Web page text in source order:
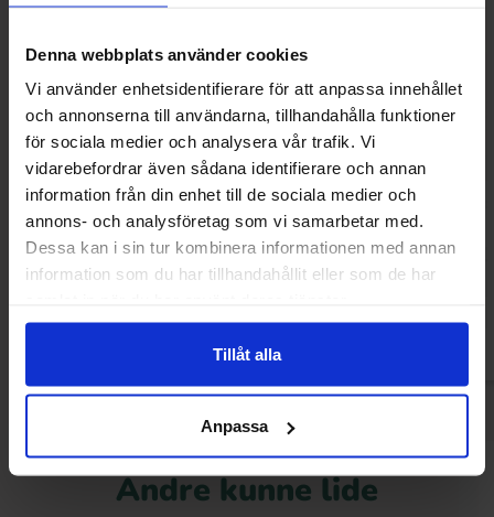
Denna webbplats använder cookies
Vi använder enhetsidentifierare för att anpassa innehållet
och annonserna till användarna, tillhandahålla funktioner
för sociala medier och analysera vår trafik. Vi
vidarebefordrar även sådana identifierare och annan
information från din enhet till de sociala medier och
annons- och analysföretag som vi samarbetar med.
Dessa kan i sin tur kombinera informationen med annan
information som du har tillhandahållit eller som de har
Tillåt alla
Anpassa
OLW Dippmix Vitlök 21g x 5st
47 kr
OLW
Andre kunne lide